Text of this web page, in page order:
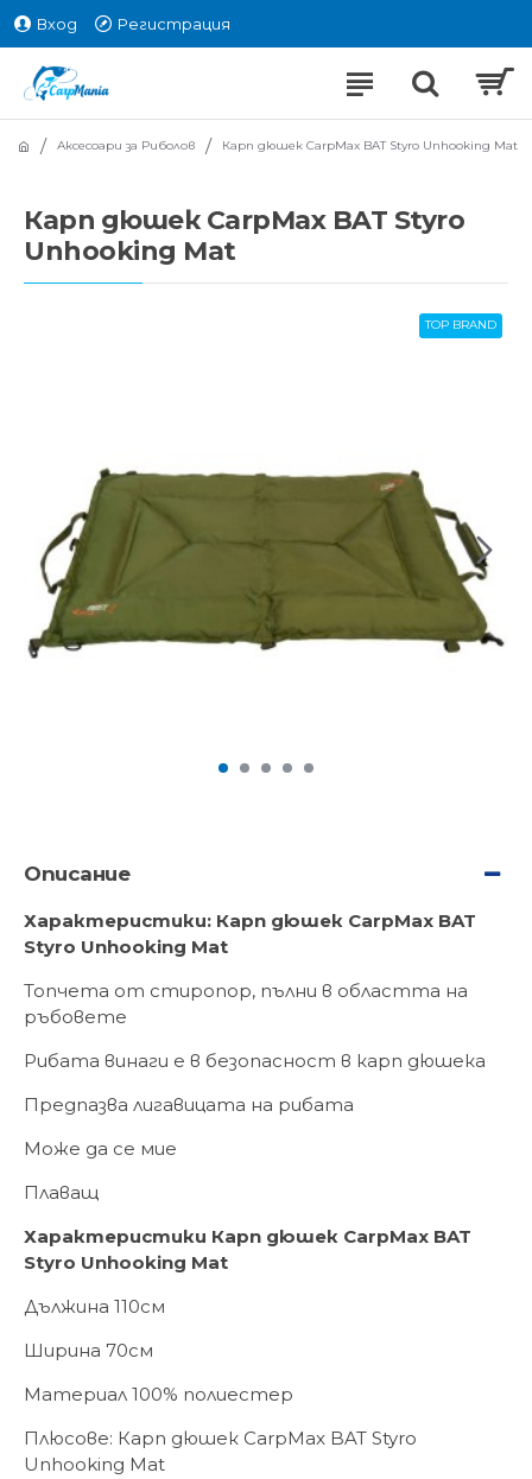
Вход Регистрация
Аксесоари за Риболов Карп дюшек CarpMax BAT Styro Unhooking Mat
Карп дюшек CarpMax BAT Styro
Unhooking Mat
TOP BRAND
Описание
Характеристики: Карп дюшек CarpMax BAT
Styro Unhooking Mat
Топчета от стиропор, пълни в областта на
ръбовете
Рибата винаги е в безопасност в карп дюшека
Предпазва лигавицата на рибата
Може да се мие
Плаващ
Характеристики Карп дюшек CarpMax BAT
Styro Unhooking Mat
Дължина 110см
Ширина 70см
Материал 100% полиестер
Плюсове: Карп дюшек CarpMax BAT Styro
Unhooking Mat